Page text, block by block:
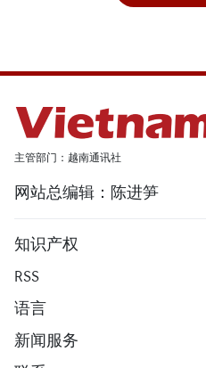
主管部门：越南通讯社
网站总编辑：陈进笋
知识产权
RSS
语言
新闻服务